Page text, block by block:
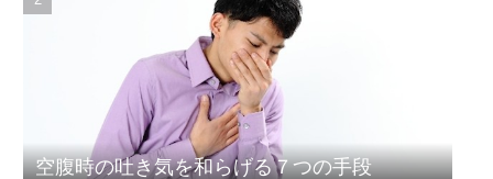
空腹時の吐き気を和らげる７つの手段